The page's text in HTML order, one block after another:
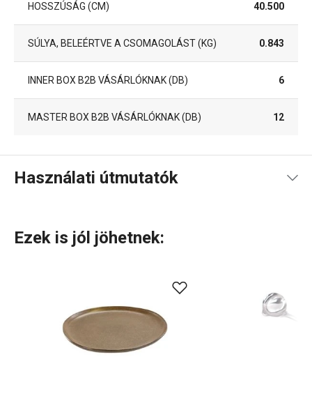
HOSSZÚSÁG (CM) 40.500
SÚLYA, BELEÉRTVE A CSOMAGOLÁST (KG) 0.843
INNER BOX B2B VÁSÁRLÓKNAK (DB) 6
MASTER BOX B2B VÁSÁRLÓKNAK (DB) 12
Használati útmutatók
Ezek is jól jöhetnek: